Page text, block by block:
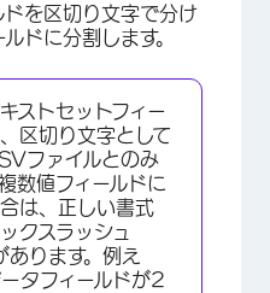
ドを区切り文字で分け
ドに分割します。
ストセットフィー
区切り文字として
ファイルとのみ
数値フィールドに
は、正しい書式
クスラッシュ
あります。例え
タフィールドが2